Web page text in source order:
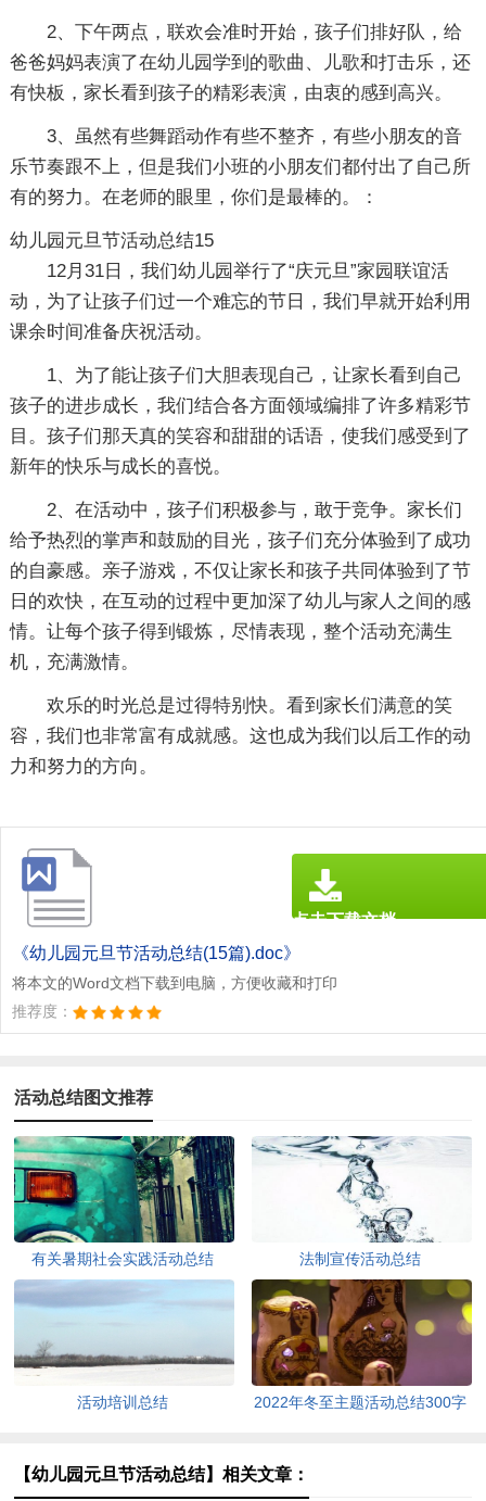
2、下午两点，联欢会准时开始，孩子们排好队，给
爸爸妈妈表演了在幼儿园学到的歌曲、儿歌和打击乐，还
有快板，家长看到孩子的精彩表演，由衷的感到高兴。
3、虽然有些舞蹈动作有些不整齐，有些小朋友的音
乐节奏跟不上，但是我们小班的小朋友们都付出了自己所
有的努力。在老师的眼里，你们是最棒的。：
幼儿园元旦节活动总结15
12月31日，我们幼儿园举行了“庆元旦”家园联谊活
动，为了让孩子们过一个难忘的节日，我们早就开始利用
课余时间准备庆祝活动。
1、为了能让孩子们大胆表现自己，让家长看到自己
孩子的进步成长，我们结合各方面领域编排了许多精彩节
目。孩子们那天真的笑容和甜甜的话语，使我们感受到了
新年的快乐与成长的喜悦。
2、在活动中，孩子们积极参与，敢于竞争。家长们
给予热烈的掌声和鼓励的目光，孩子们充分体验到了成功
的自豪感。亲子游戏，不仅让家长和孩子共同体验到了节
日的欢快，在互动的过程中更加深了幼儿与家人之间的感
情。让每个孩子得到锻炼，尽情表现，整个活动充满生
机，充满激情。
欢乐的时光总是过得特别快。看到家长们满意的笑
容，我们也非常富有成就感。这也成为我们以后工作的动
力和努力的方向。
《幼儿园元旦节活动总结(15篇).doc》
将本文的Word文档下载到电脑，方便收藏和打印
推荐度：
点击下载文档
活动总结图文推荐
有关暑期社会实践活动总结 法制宣传活动总结
活动培训总结
2022年冬至主题活动总结300字
【幼儿园元旦节活动总结】相关文章：